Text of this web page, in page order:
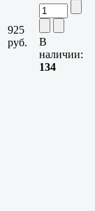
925
руб.
В
наличии:
134